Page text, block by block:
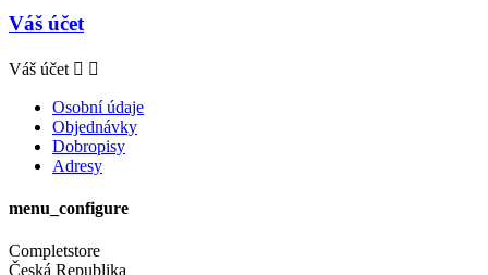
Váš účet
Váš účet  
Osobní údaje
Objednávky
Dobropisy
Adresy
menu_configure
Completstore
Česká Republika